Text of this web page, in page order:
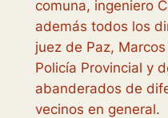
comuna, ingeniero
además todos los
juez de Paz,
Policía Provincial y
abanderados de
vecinos en general.